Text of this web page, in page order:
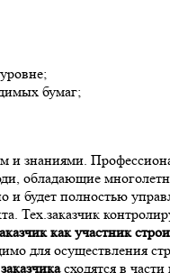
бумаг;
и знаниями.
обладающие
будет полностью
Тех.заказчик
как участник
для осуществления
сходятся в